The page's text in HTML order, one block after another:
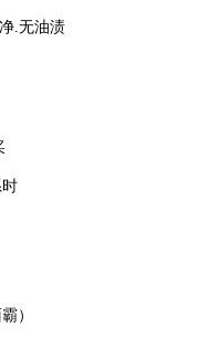
.无油渍
）